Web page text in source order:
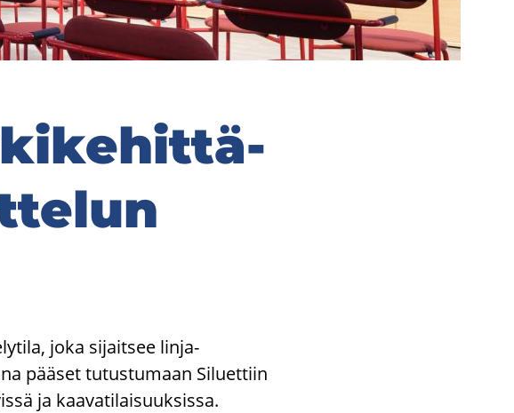
joka si­jait­see linja-​
pää­set tu­tus­tu­maan Si­luet­tiin
ja kaa­va­ti­lai­suuk­sis­sa.